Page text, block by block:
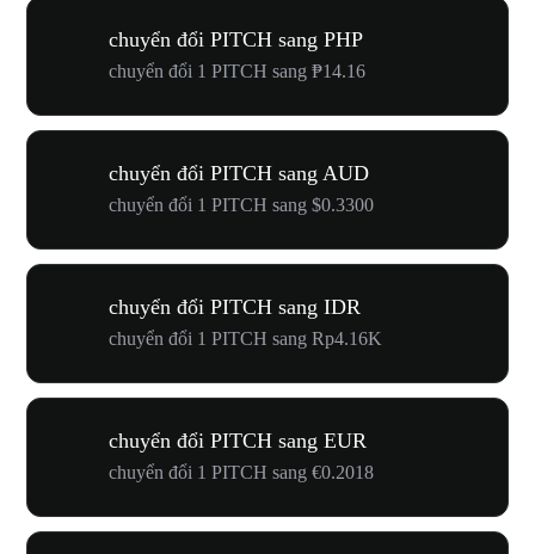
chuyển đổi PITCH sang PHP
chuyển đổi 1 PITCH sang ₱14.16
chuyển đổi PITCH sang AUD
chuyển đổi 1 PITCH sang $0.3300
chuyển đổi PITCH sang IDR
chuyển đổi 1 PITCH sang Rp4.16K
chuyển đổi PITCH sang EUR
chuyển đổi 1 PITCH sang €0.2018